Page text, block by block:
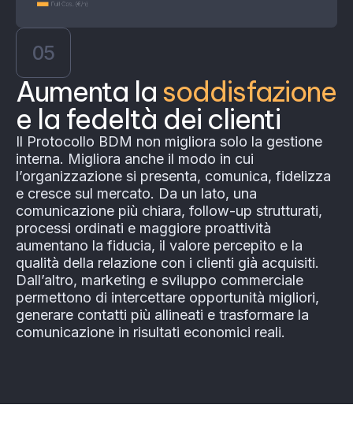
05
Aumenta la soddisfazione
e la fedeltà dei clienti
Il Protocollo BDM non migliora solo la gestione
interna. Migliora anche il modo in cui
l’organizzazione si presenta, comunica, fidelizza
e cresce sul mercato. Da un lato, una
comunicazione più chiara, follow-up strutturati,
processi ordinati e maggiore proattività
aumentano la fiducia, il valore percepito e la
qualità della relazione con i clienti già acquisiti.
Dall’altro, marketing e sviluppo commerciale
permettono di intercettare opportunità migliori,
generare contatti più allineati e trasformare la
comunicazione in risultati economici reali.